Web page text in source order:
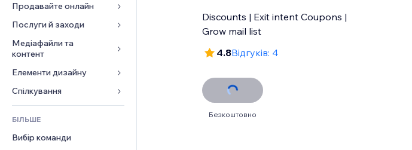
Реклама
Мобільний
Аналітика
Соцмережі
SEO
Залучення
Розміщення сайту
Ел. пошта
Конверсія
Продавайте онлайн
Додатки для магазинів
Надсилання та доставка
Кнопки продажу
Онлайн‑курси
Друк на замовлення
Бухгалтерський облік
Купони й лояльність
Рішення для складів
Послуги й заходи
Готелі
Заходи
Ресторани
Нерухомість
Медіафайли та
контент
Галерея
Музика
Подкасти
Фотографія
Відео
Елементи дизайну
Карти й навігація
Конфіденційність і безпека
Годинник
Шаблони сторінок
Форми
Опитування
БІЛЬШЕ
Вибір команди
Discounts | Exit intent Coupons |
Grow mail list
4.8Відгуків: 4
Безкоштовно